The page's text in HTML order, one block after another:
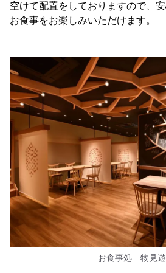
空けて配置をしておりますので、
お食事をお楽しみいただけます。
お食事処 物見